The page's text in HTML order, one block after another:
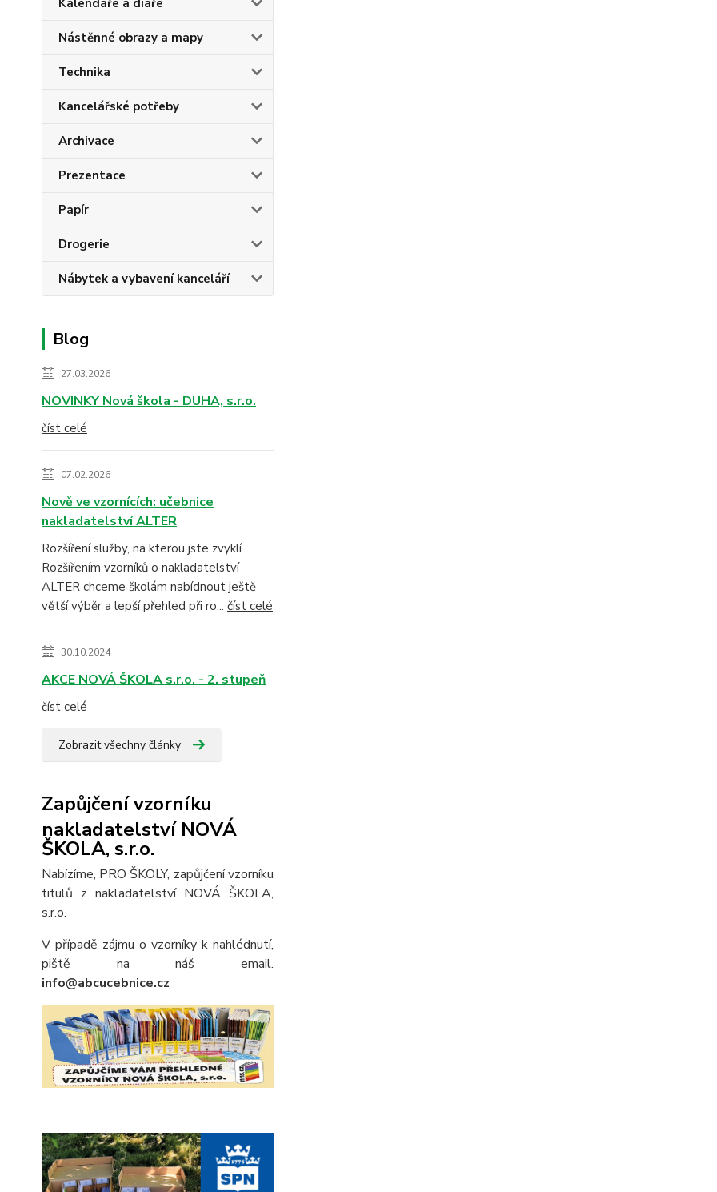
Kalendáře a diáře
Nástěnné obrazy a mapy
Technika
Kancelářské potřeby
Archivace
Prezentace
Papír
Drogerie
Nábytek a vybavení kanceláří
Blog
27.03.2026
NOVINKY Nová škola - DUHA, s.r.o.
číst celé
07.02.2026
Nově ve vzornících: učebnice
nakladatelství ALTER
Rozšíření služby, na kterou jste zvyklí
Rozšířením vzorníků o nakladatelství
ALTER chceme školám nabídnout ještě
větší výběr a lepší přehled při ro... číst celé
30.10.2024
AKCE NOVÁ ŠKOLA s.r.o. - 2. stupeň
číst celé
Zobrazit všechny články
Zapůjčení vzorníku
nakladatelství NOVÁ
ŠKOLA, s.r.o.
Nabízíme, PRO ŠKOLY, zapůjčení vzorníku
titulů z nakladatelství NOVÁ ŠKOLA,
s.r.o.
V případě zájmu o vzorníky k nahlédnutí,
piště na náš email.
info@abcucebnice.cz